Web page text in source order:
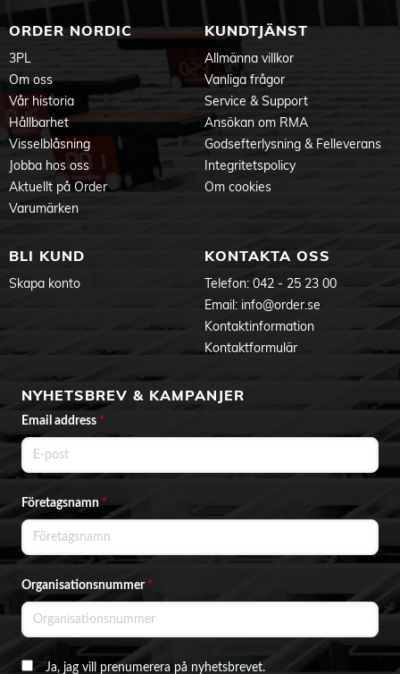
ORDER NORDIC
3PL
Om oss
Vår historia
Hållbarhet
Visselblåsning
Jobba hos oss
Aktuellt på Order
Varumärken
KUNDTJÄNST
Allmänna villkor
Vanliga frågor
Service & Support
Ansökan om RMA
Godsefterlysning & Felleverans
Integritetspolicy
Om cookies
BLI KUND
Skapa konto
KONTAKTA OSS
Telefon: 042 - 25 23 00
Email: info@order.se
Kontaktinformation
Kontaktformulär
NYHETSBREV & KAMPANJER
Email address *
Företagsnamn*
Organisationsnummer *
Ja, jag vill prenumerera på nyhetsbrevet.